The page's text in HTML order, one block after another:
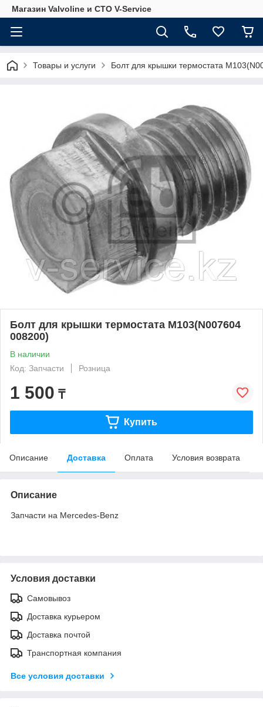
Магазин Valvoline и СТО V-Service
Товары и услуги Болт для крышки термостата
Болт для крышки термостата M103(N007604
008200)
В наличии
Код: Запчасти
Розница
1 500 ₸
Купить
Описание Доставка Оплата Условия возврата
Описание
Запчасти на Mercedes-Benz
Условия доставки
Самовывоз
Доставка курьером
Доставка почтой
Транспортная компания
Все условия доставки